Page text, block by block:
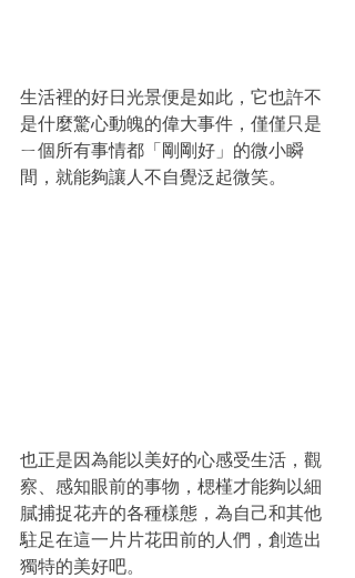
生活裡的好日光景便是如此，它也許不
是什麼驚心動魄的偉大事件，僅僅只是
ㄧ個所有事情都「剛剛好」的微小瞬
間，就能夠讓人不自覺泛起微笑。
也正是因為能以美好的心感受生活，觀
察、感知眼前的事物，楒槿才能夠以細
膩捕捉花卉的各種樣態，為自己和其他
駐足在這一片片花田前的人們，創造出
獨特的美好吧。